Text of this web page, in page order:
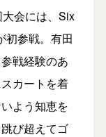
会には、Six
初参戦。有田
戦経験のあ
カートを着
よう知恵を
び超えてゴ